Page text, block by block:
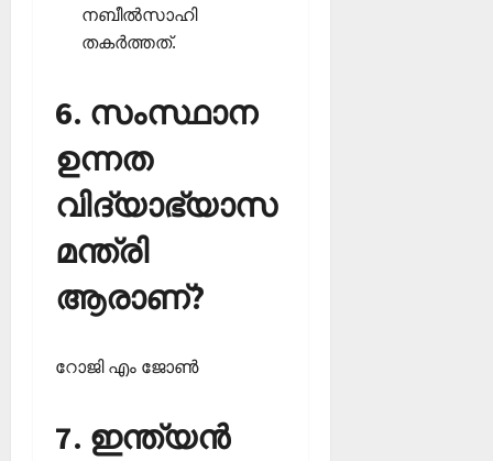
നബീല്‍സാഹി
തകര്‍ത്തത്.
6. സംസ്ഥാന
ഉന്നത
വിദ്യാഭ്യാസ
മന്ത്രി
ആരാണ്?
റോജി എം ജോണ്‍
7. ഇന്ത്യന്‍